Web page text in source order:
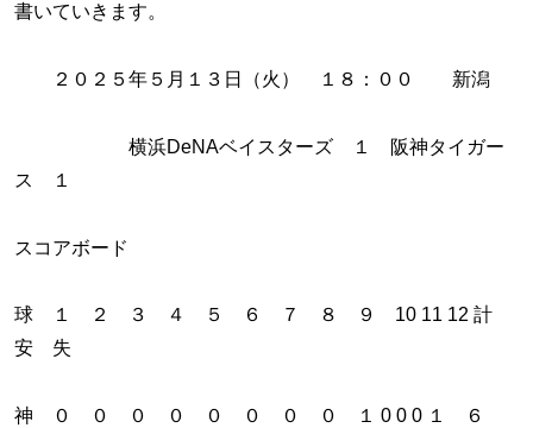
書いていきます。
２０２５年５月１３日（火） １８：００ 新潟
横浜DeNAベイスターズ １ 阪神タイガー
ス １
スコアボード
球 １ ２ ３ ４ ５ ６ ７ ８ ９ 10 11 12 計
安 失
神 ０ ０ ０ ０ ０ ０ ０ ０ １ 0 0 0 １ ６